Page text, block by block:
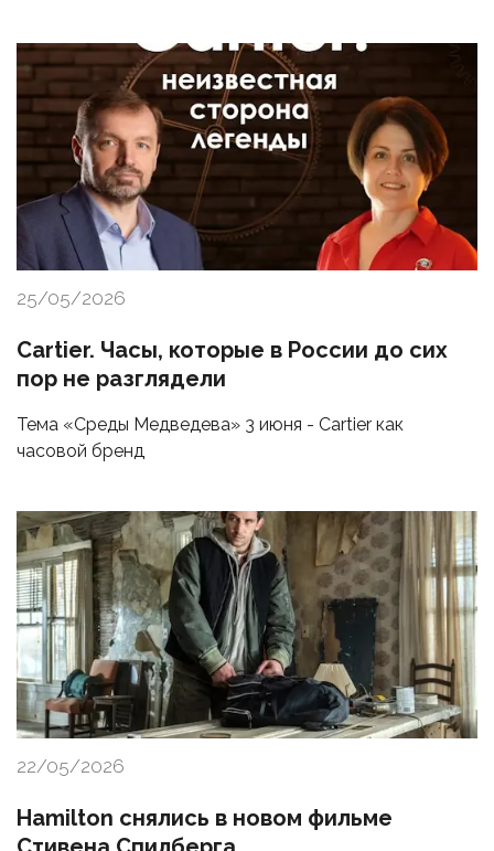
25/05/2026
Cartier. Часы, которые в России до сих
пор не разглядели
Тема «Среды Медведева» 3 июня - Cartier как
часовой бренд
22/05/2026
Hamilton снялись в новом фильме